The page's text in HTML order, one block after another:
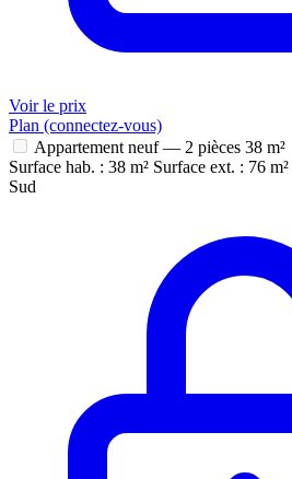
Voir le prix
Plan (connectez-vous)
Appartement neuf — 2 pièces 38 m²
Surface hab. : 38 m² Surface ext. : 76 m²
Sud